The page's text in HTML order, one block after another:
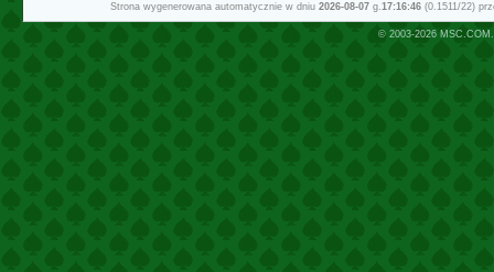
Strona wygenerowana automatycznie w dniu 2026-08-07g.17:16:46(0.1511/22)
© 2003-2026